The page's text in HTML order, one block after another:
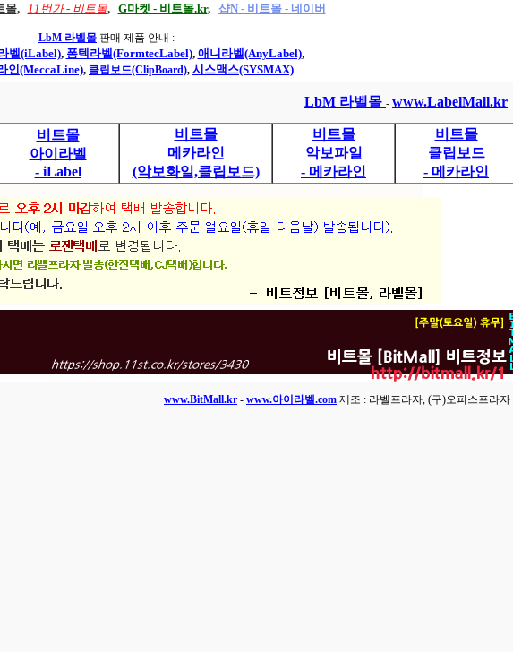
몰, 11번가 - 비트몰, G마켓 - 비트몰.kr, 샵N - 비트몰 - 네이버
LbM 라벨몰 판매 제품 안내 :
벨(iLabel), 폼텍라벨(FormtecLabel), 애니라벨(AnyLabel),
인(MeccaLine), 클립보드(ClipBoard), 시스맥스(SYSMAX)
LbM 라벨몰 - www.LabelMall.kr
비트몰
아이라벨
- iLabel
비트몰
메카라인
(악보화일,클립보드)
비트몰
악보파일
- 메카라인
비트몰
클립보드
- 메카라인
www.BitMall.kr - www.아이라벨.com 제조 : 라벨프라자, (구)오피스프라자